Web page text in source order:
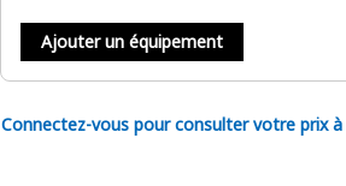
Ajouter un équipement
Connectez-vous pour consulter votre prix